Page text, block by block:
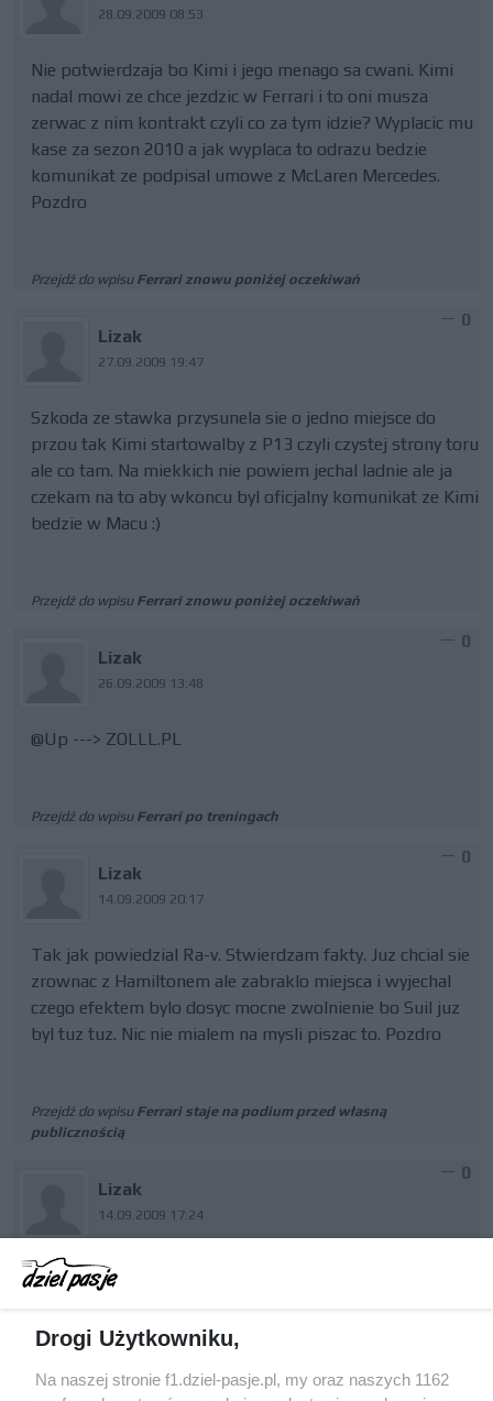
28.09.2009 08:53
Nie potwierdzaja bo Kimi i jego menago sa cwani. Kimi
nadal mowi ze chce jezdzic w Ferrari i to oni musza
zerwac z nim kontrakt czyli co za tym idzie? Wyplacic mu
kase za sezon 2010 a jak wyplaca to odrazu bedzie
komunikat ze podpisal umowe z McLaren Mercedes.
Pozdro
Przejdź do wpisu Ferrari znowu poniżej oczekiwań
Lizak
27.09.2009 19:47
0
Szkoda ze stawka przysunela sie o jedno miejsce do
przou tak Kimi startowalby z P13 czyli czystej strony toru
ale co tam. Na miekkich nie powiem jechal ladnie ale ja
czekam na to aby wkoncu byl oficjalny komunikat ze Kimi
bedzie w Macu :)
Przejdź do wpisu Ferrari znowu poniżej oczekiwań
Lizak
26.09.2009 13:48
0
@Up ---> ZOLLL.PL
Przejdź do wpisu Ferrari po treningach
Lizak
14.09.2009 20:17
0
Tak jak powiedzial Ra-v. Stwierdzam fakty. Juz chcial sie
zrownac z Hamiltonem ale zabraklo miejsca i wyjechal
czego efektem bylo dosyc mocne zwolnienie bo Suil juz
byl tuz tuz. Nic nie mialem na mysli piszac to. Pozdro
Przejdź do wpisu Ferrari staje na podium przed własną
publicznością
Lizak
14.09.2009 17:24
0
Ra-v zgadzam sie. Co do tematu. Kimi najlepszy start
gdyby nie brak miejsca wyprzedzilby Hamiltona. To
naprawde swietny start
Drogi Użytkowniku,
Na naszej stronie f1.dziel-pasje.pl, my oraz naszych 1162